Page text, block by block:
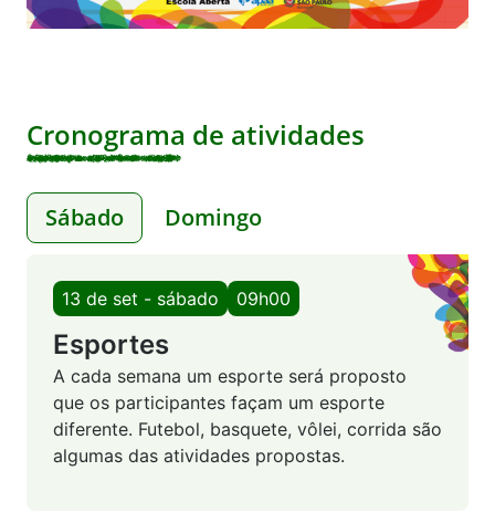
Cronograma de atividades
Sábado Domingo
13 de set - sábado 09h00
Esportes
A cada semana um esporte será proposto
que os participantes façam um esporte
diferente. Futebol, basquete, vôlei, corrida são
algumas das atividades propostas.